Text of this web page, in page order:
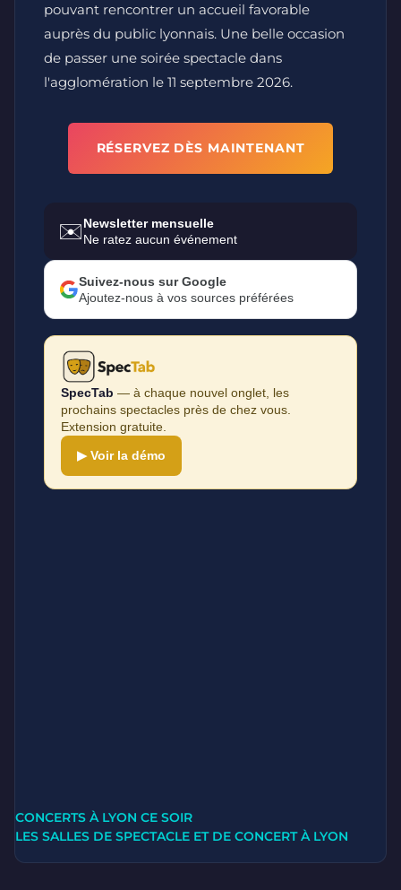
pouvant rencontrer un accueil favorable
auprès du public lyonnais. Une belle occasion
de passer une soirée spectacle dans
l'agglomération le 11 septembre 2026.
RÉSERVEZ DÈS MAINTENANT
✉️Newsletter mensuelle
Ne ratez aucun événement
Suivez-nous sur Google
Ajoutez-nous à vos sources préférées
SpecTab — à chaque nouvel onglet, les
prochains spectacles près de chez vous.
Extension gratuite.
▶ Voir la démo
CONCERTS À LYON CE SOIR
LES SALLES DE SPECTACLE ET DE CONCERT À LYON